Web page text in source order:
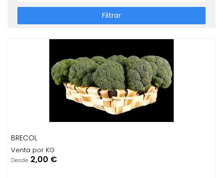
Filtrar
BRECOL
Venta por KG
Desde Precio
2,00 €